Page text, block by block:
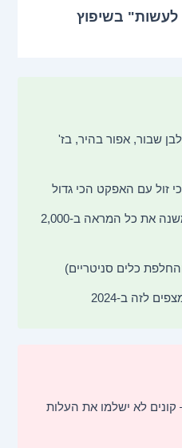
בשיפוץ
שבור, אפור בהיר, בז'
זול עם האפקט הכי גדול
החלפת ידיות ופרזול — משנה את כל המראה ב-2,000
כלים סניטריים)
לזה ב-2024
לא ישלמו את העלות